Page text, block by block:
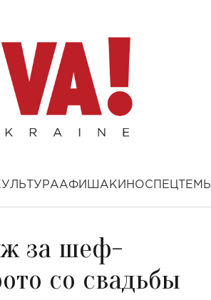
АФИША КИНОСПЕЦТЕМЫ
за шеф-
со свадьбы